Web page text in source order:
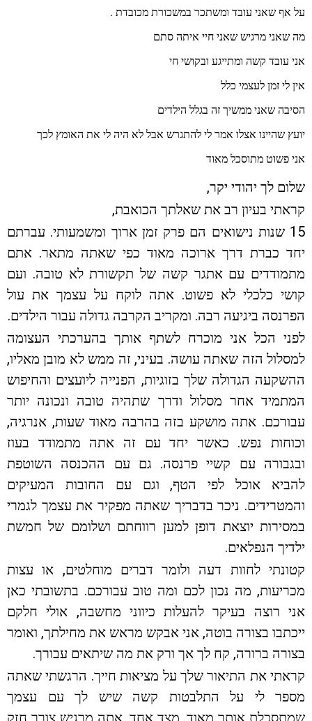
על אף שאני עובד ומשתכר במשכורת מכובדת .
מה שאני מרגיש שאני חיי איתה סתם
אני עובד קשה ומתייגע ובקושי חי
אין לי זמן לעצמי כלל
הסיבה שאני ממשיך זה בגלל הילדים
יועץ שהיינו אצלו אמר לי להתגרש אבל לא היה לי את האומץ לכך
אני פשוט מתוסכל מאוד
שלום לך יהודי יקר,
קראתי בעיון רב את שאלתך הכואבת,
15 שנות נישואים הם פרק זמן ארוך ומשמעותי. עברתם
יחד כברת דרך ארוכה מאוד כפי שאתה מתאר. אתם
מתמודדים עם אתגר קשה של תקשורת לא טובה. ועם
קושי כלכלי לא פשוט. אתה לוקח על עצמך את עול
הפרנסה ביגיעה רבה. ומקריב הקרבה גדולה עבור הילדים.
לפני הכל אני מוכרח לשתף אותך בהערכתי העצומה
למסלול הזה שאתה עושה. בעיני, זה ממש לא מובן מאליו,
ההשקעה הגדולה שלך בזוגיות, הפנייה ליועצים והחיפוש
המתמיד אחר מסלול ודרך שתהיה טובה ונכונה יותר
עבורכם. אתה מושקע בזה בהרבה מאוד שעות, אנרגיה,
וכוחות נפש. כאשר יחד עם זה אתה מתמודד בעוז
ובגבורה עם קשיי פרנסה. גם עם ההכנסה השוטפת
להביא אוכל לפי הטף, וגם עם החובות המעיקים
והמטרידים. ניכר בדבריך שאתה מפקיר את עצמך לגמרי
במסירות יוצאת דופן למען רווחתם ושלומם של חמשת
ילדיך הנפלאים.
קטונתי לחוות דעה ולומר דברים מוחלטים, או עצות
מכריעות, מה נכון לכם ומה טוב עבורכם. בתשובתי כאן
אני רוצה בעיקר להעלות כיווני מחשבה, אולי חלקם
ייכתבו בצורה בוטה, אני אבקש מראש את מחילתך, ואומר
בצורה ברורה, קח לך אך ורק את מה שיתאים עבורך.
קראתי את התיאור שלך על מציאות חייך. הרגשתי שאתה
מספר לי על התלבטות קשה שיש לך עם עצמך